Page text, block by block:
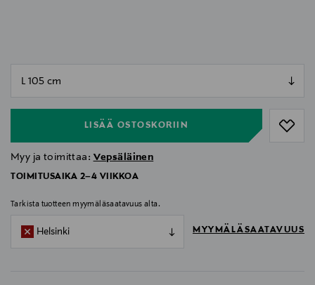
LISÄÄ OSTOSKORIIN
Myy ja toimittaa: Vepsäläinen
TOIMITUSAIKA 2–4 VIIKKOA
Tarkista tuotteen myymäläsaatavuus alta.
Helsinki MYYMÄLÄSAATAVUUS